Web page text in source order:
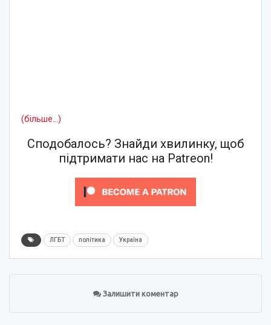
(більше…)
Сподобалось? Знайди хвилинку, щоб
підтримати нас на Patreon!
ЛГБТ політика Україна
Залишити коментар